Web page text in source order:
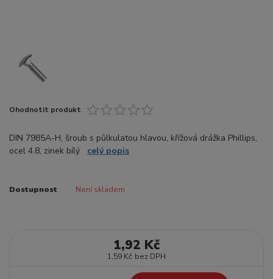
Ohodnotit produkt
DIN 7985A-H, šroub s půlkulatou hlavou, křížová drážka Phillips,
ocel 4.8, zinek bílý celý popis
Dostupnost Není skladem
1,92 Kč
1,59 Kč bez DPH